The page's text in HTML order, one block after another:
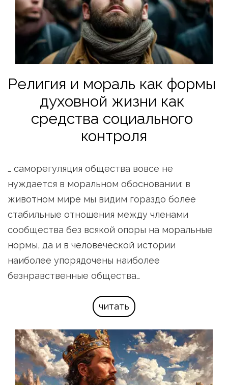
Религия и мораль как формы
духовной жизни как
средства социального
контроля
… саморегуляция общества вовсе не
нуждается в моральном обосновании: в
животном мире мы видим гораздо более
стабильные отношения между членами
сообщества без всякой опоры на моральные
нормы, да и в человеческой истории
наиболее упорядочены наиболее
безнравственные общества…
читать